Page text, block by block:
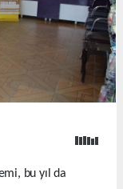
bu yıl da